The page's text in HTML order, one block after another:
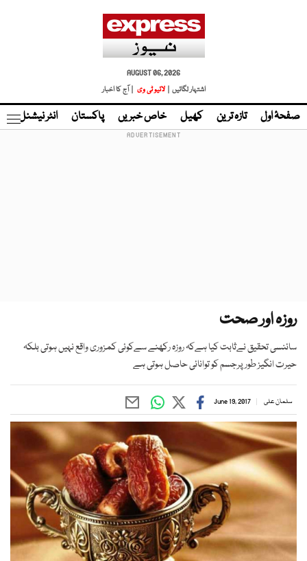
AUGUST 06, 2026
اشتہار لگائیں |
لائیو ٹی وی | آج کا اخبار
صفحۂ اول تازہ ترین کھیل خاص خبریں پاکستان انٹر نیشنل
روزہ اور صحت
سائنسی تحقیق نےثابت کیا ہےکہ روزہ رکھنے سےکوئی کمزوری واقع نہیں ہوتی بلکہ
حیرت انگیز طور پرجسم کو توانائی حاصل ہوتی ہے
سلمان علی June 19, 2017